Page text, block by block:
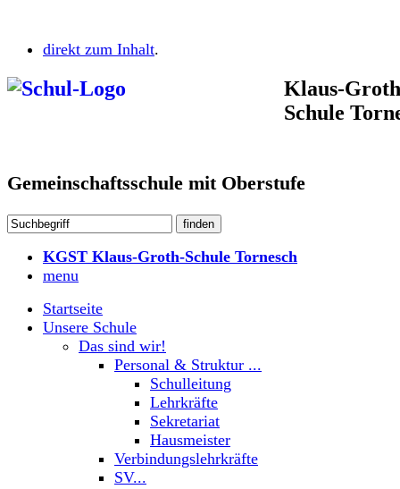
direkt zum Inhalt.
Klaus-
Schule
Gemeinschaftsschule mit Oberstufe
KGST Klaus-Groth-Schule Tornesch
menu
Startseite
Unsere Schule
Das sind wir!
Personal & Struktur ...
Schulleitung
Lehrkräfte
Sekretariat
Hausmeister
Verbindungslehrkräfte
SV...